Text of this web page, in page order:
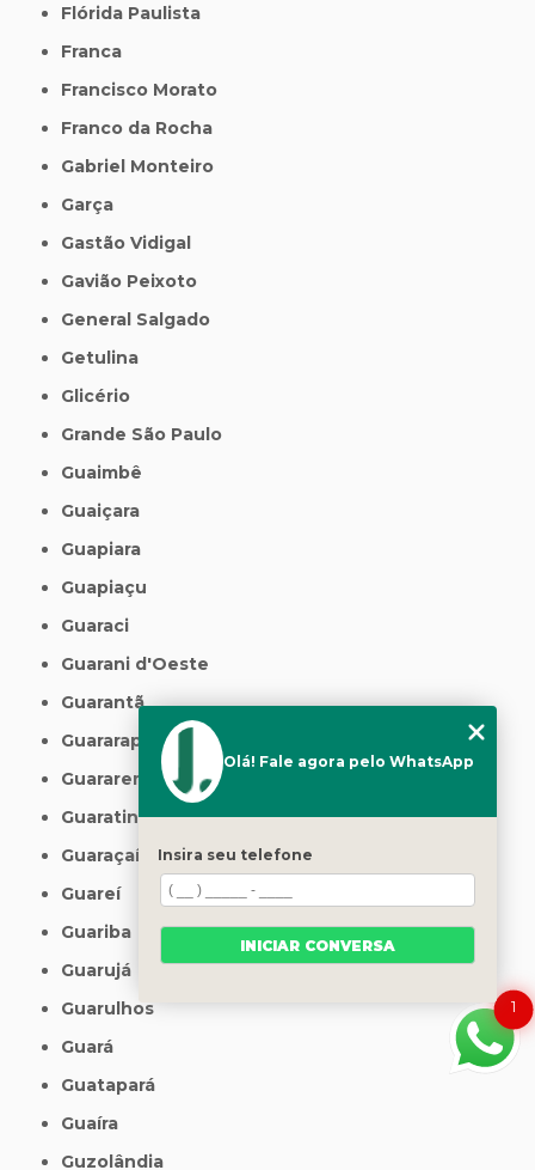
Flórida Paulista
Franca
Francisco Morato
Franco da Rocha
Gabriel Monteiro
Garça
Gastão Vidigal
Gavião Peixoto
General Salgado
Getulina
Glicério
Grande São Paulo
Guaimbê
Guaiçara
Guapiara
Guapiaçu
Guaraci
Guarani d'Oeste
Guarantã
Guararapes
Guararema
Guaratinguetá
Guaraçaí
Guareí
Guariba
Guarujá
Guarulhos
Guará
Guatapará
Guaíra
Guzolândia
1
Olá! Fale agora pelo WhatsApp
Insira seu telefone
INICIAR CONVERSA